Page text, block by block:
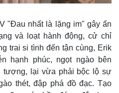
Quân sự - Quốc phòng
Vũ khí
Việt Nam
Phân tích
"Đau nhất là lặng im" gây ấn
và loạt hành động, cử chỉ
trai si tình đến tận cùng, Erik
hạnh phúc, ngọt ngào bên
tượng, lại vừa phải bộc lộ sự
thét, đập phá đồ đạc. Tạo